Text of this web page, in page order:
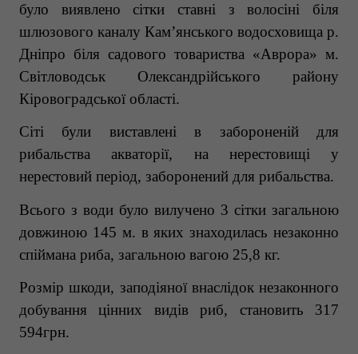
було виявлено сітки ставні з волосіні біля
шлюзового каналу Кам’янського водосховища р.
Дніпро біля садового товариства «Аврора» м.
Світловодськ Олександрійського району
Кіровоградської області.
Сіті були виставлені в забороненій для
рибальства акваторії, на нерестовищі у
нерестовий період, заборонений для рибальства.
Всього з води було вилучено 3 сітки загальною
довжиною 145 м. в яких знаходилась незаконно
спіймана риба, загальною вагою 25,8 кг.
Розмір шкоди, заподіяної внаслідок незаконного
добування цінних видів риб, становить 317
594грн.